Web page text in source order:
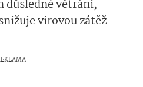
důsledné větrání,
virovou zátěž